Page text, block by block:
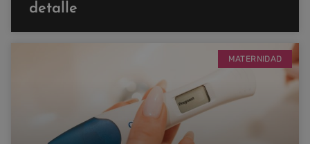
detalle
MATERNIDAD